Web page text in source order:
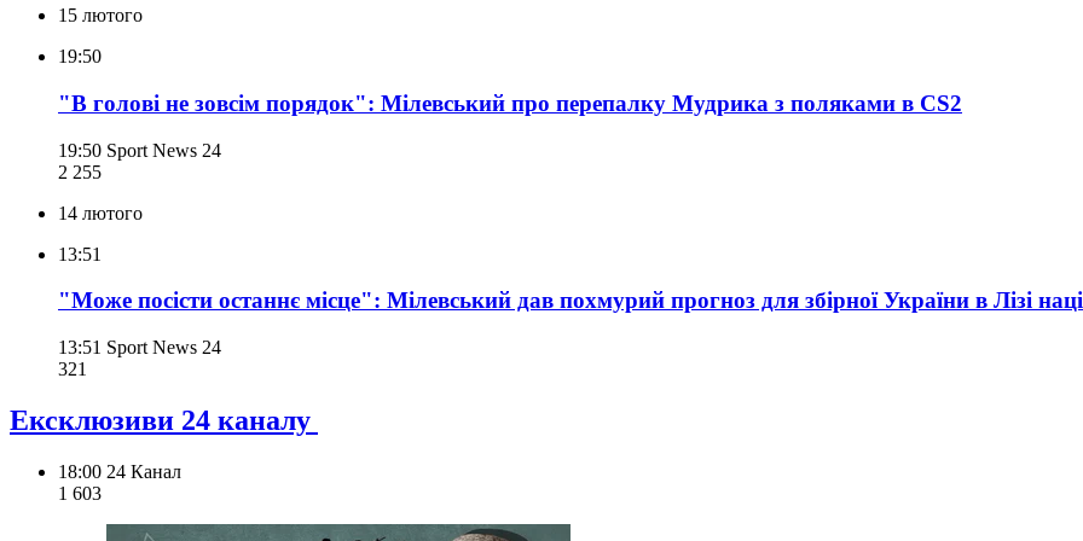
15 лютого
19:50
"В голові не зовсім порядок": Мілевський про перепалку Мудрика з поляками в CS2
19:50 Sport News 24
2 255
14 лютого
13:51
"Може посісти останнє місце": Мілевський дав похмурий прогноз для збірної України в Лізі
13:51 Sport News 24
321
Ексклюзиви 24 каналу
18:00 24 Канал
1 603